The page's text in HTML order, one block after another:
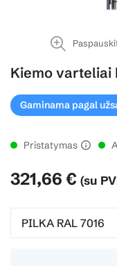
Kiemo varteliai
Gaminama pagal
Pristatymas
321,66 € (su